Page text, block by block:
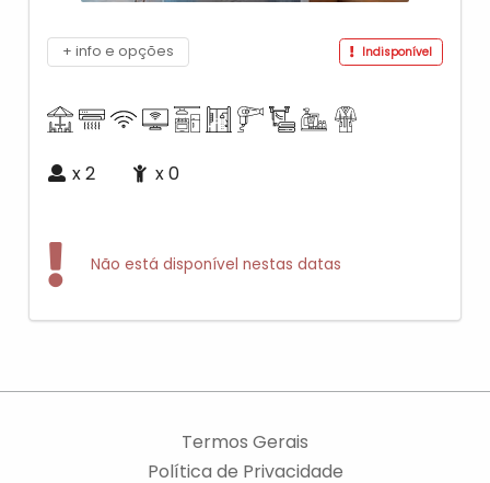
+ info e opções Indisponível
x2 x0
Não está disponível nestas datas
Termos Gerais
Política de Privacidade